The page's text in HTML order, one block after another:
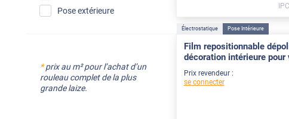
Pose extérieure
*prix au m² pour l’achat d’un
rouleau complet de la plus
grande laize.
Électrostatique Pose Intérieure
Film repositionnable
décoration intérieure pour
Prix revendeur :
se connecter